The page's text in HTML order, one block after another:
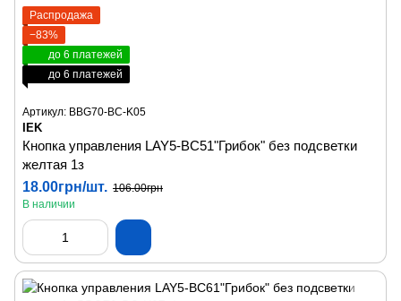
Распродажа
−83%
до 6 платежей
до 6 платежей
Артикул: BBG70-BC-K05
IEK
Кнопка управления LAY5-BC51"Грибок" без подсветки
желтая 1з
18.00грн/шт. 106.00грн
В наличии